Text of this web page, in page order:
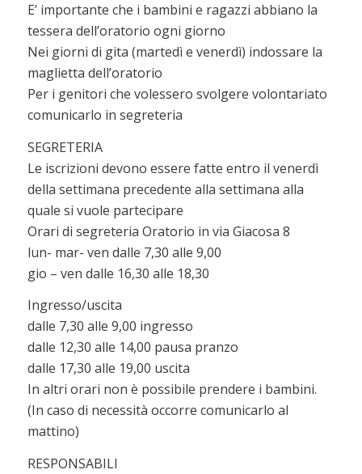
E’ importante che i bambini e ragazzi abbiano la
tessera dell’oratorio ogni giorno
Nei giorni di gita (martedì e venerdì) indossare la
maglietta dell’oratorio
Per i genitori che volessero svolgere volontariato
comunicarlo in segreteria
SEGRETERIA
Le iscrizioni devono essere fatte entro il venerdì
della settimana precedente alla settimana alla
quale si vuole partecipare
Orari di segreteria Oratorio in via Giacosa 8
lun- mar- ven dalle 7,30 alle 9,00
gio – ven dalle 16,30 alle 18,30
Ingresso/uscita
dalle 7,30 alle 9,00 ingresso
dalle 12,30 alle 14,00 pausa pranzo
dalle 17,30 alle 19,00 uscita
In altri orari non è possibile prendere i bambini.
(In caso di necessità occorre comunicarlo al
mattino)
RESPONSABILI